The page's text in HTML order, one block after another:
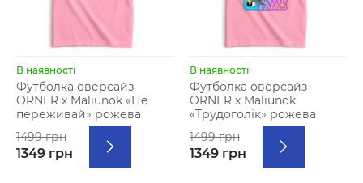
В наявності
Футболка оверсайз
ORNER х Maliunok «Не
переживай» рожева
1499 грн
1349 грн
В наявності
Футболка оверсайз
ORNER х Maliunok
«Трудоголік» рожева
1499 грн
1349 грн